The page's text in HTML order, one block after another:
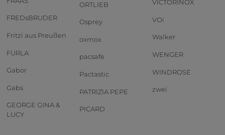
FREDsBRUDER
Fritzi aus Preußen
FURLA
Gabor
Gabs
GEORGE GINA &
LUCY
ORTLIEB
Osprey
oxmox
pacsafe
Pactastic
PATRIZIA PEPE
PICARD
VICTORINOX
VOi
Walker
WENGER
WINDROSE
zwei